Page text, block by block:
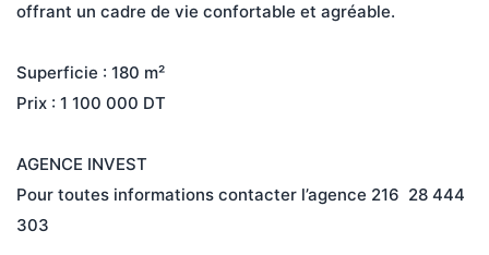
offrant un cadre de vie confortable et agréable.
Superficie : 180 m²
Prix : 1 100 000 DT
AGENCE INVEST
Pour toutes informations contacter l’agence 216  28 444
303